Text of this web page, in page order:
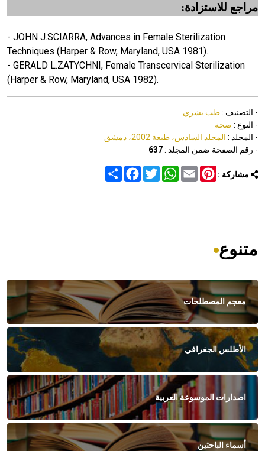
مراجع للاستزادة:
- JOHN J.SCIARRA, Advances in Female Sterilization
Techniques (Harper & Row, Maryland, USA 1981).
- GERALD L.ZATYCHNI, Female Transcervical Sterilization
(Harper & Row, Maryland, USA 1982).
- التصنيف :طب بشري
- النوع : صحة
- المجلد : المجلد السادس، طبعة 2002، دمشق
- رقم الصفحة ضمن المجلد :637
مشاركة : Share
FacebookTwitter
WhatsAppEmail
Pinterest
متنوع
معجم المصطلحات
الأطلس الجغرافي
اصدارات الموسوعة العربية
أسماء الباحثين